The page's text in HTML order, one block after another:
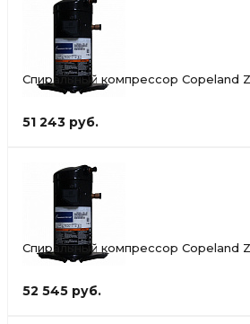
Спиральный компрессор Copeland
51 243 руб.
Спиральный компрессор Copeland
52 545 руб.